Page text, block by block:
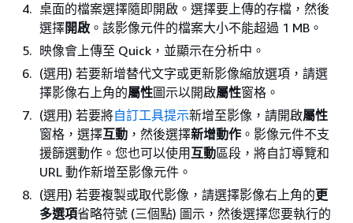
桌面的檔案選擇隨即開啟。選擇要上傳的存檔，然後
選擇開啟 。該影像元件的檔案大小不能超過 1 MB。
映像會上傳至 Quick，並顯示在分析中。
(選用) 若要新增替代文字或更新影像縮放選項，請選
擇影像右上角的屬性圖示以開啟屬性窗格。
(選用) 若要將自訂工具提示新增至影像，請開啟屬性
窗格，選擇互動 ，然後選擇新增動作 。影像元件不支
援篩選動作。您也可以使用互動區段，將自訂導覽和
URL 動作新增至影像元件。
(選用) 若要複製或取代影像，請選擇影像右上角的更
多選項省略符號 (三個點) 圖示，然後選擇您要執行的